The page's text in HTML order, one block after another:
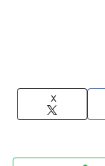
X